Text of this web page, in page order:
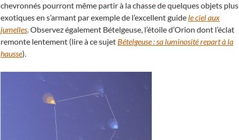
chevronnés pourront même partir à la chasse de quelques objets plus
exotiques en s’armant par exemple de l’excellent guidele ciel aux
jumelles. Observez également Bételgeuse, l’étoile d’Orion dont l’éclat
remonte lentement (lire à ce sujet Bételgeuse : sa luminosité repart à la
hausse).